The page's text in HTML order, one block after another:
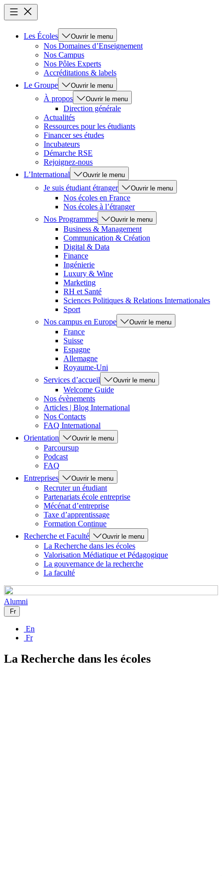
Les Écoles Ouvrir le menu
Nos Domaines d’Enseignement
Nos Campus
Nos Pôles Experts
Accréditations & labels
Le Groupe
Ouvrir le menu
À propos Ouvrir le menu
Direction générale
Actualités
Ressources pour les étudiants
Financer ses études
Incubateurs
Démarche RSE
Rejoignez-nous
L’International
Ouvrir le menu
Je suis étudiant étranger Ouvrir le menu
Nos écoles en France
Nos écoles à l’étranger
Nos Programmes
Ouvrir le menu
Business & Management
Communication & Création
Digital & Data
Finance
Ingénierie
Luxury & Wine
Marketing
RH et Santé
Sciences Politiques & Relations Internationales
Sport
Nos campus en Europe
Ouvrir le menu
France
Suisse
Espagne
Allemagne
Royaume-Uni
Services d’accueil
Ouvrir le menu
Welcome Guide
Nos évènements
Articles | Blog International
Nos Contacts
FAQ International
Orientation
Ouvrir le menu
Parcoursup
Podcast
FAQ
Entreprises
Ouvrir le menu
Recruter un étudiant
Partenariats école entreprise
Mécénat d’entreprise
Taxe d’apprentissage
Formation Continue
Recherche et Faculté
Ouvrir le menu
La Recherche dans les écoles
Valorisation Médiatique et Pédagogique
La gouvernance de la recherche
La faculté
Alumni
Fr
En
Fr
La Recherche dans les écoles